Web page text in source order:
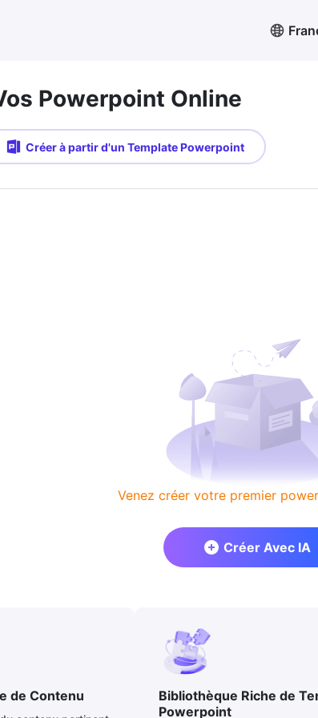
Powerpoint Online
Créer à partir d'un Template Powerpoint
Venez créer votre premier
Créer Avec IA
de Contenu
Bibliothèque Riche de
Powerpoint